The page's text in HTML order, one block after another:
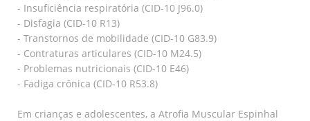
- Insuficiência respiratória (CID-10 J96.0)
- Disfagia (CID-10 R13)
- Transtornos de mobilidade (CID-10 G83.9)
- Contraturas articulares (CID-10 M24.5)
- Problemas nutricionais (CID-10 E46)
- Fadiga crônica (CID-10 R53.8)
Em crianças e adolescentes, a Atrofia Muscular Espinhal